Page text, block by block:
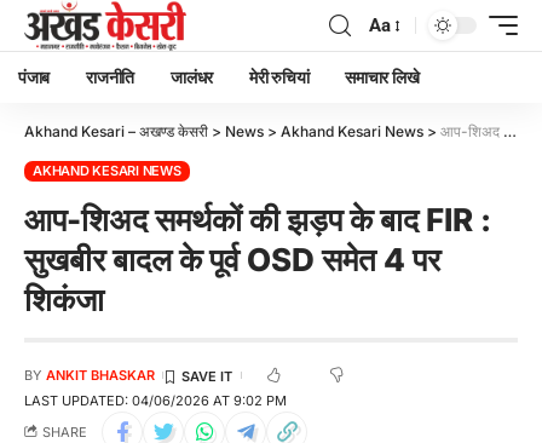
Aa
पंजाब राजनीति जालंधर मेरी रुचियां समाचार लिखे
Akhand Kesari – अखण्ड केसरी > News > Akhand Kesari News > आप-शिअद समर्थकों की झड़प के बाद FIR : सुखबीर बादल के पूर्व OSD समेत 4 पर शिकंजा
AKHAND KESARI NEWS
आप-शिअद समर्थकों की झड़प के बाद FIR :
सुखबीर बादल के पूर्व OSD समेत 4 पर
शिकंजा
LAST UPDATED: 04/06/2026 AT 9:02 PM
BY ANKIT BHASKAR
SHARE